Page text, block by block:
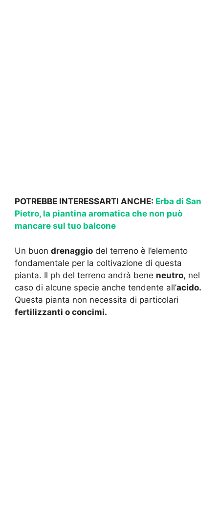
POTREBBE INTERESSARTI ANCHE: Erba di San
Pietro, la piantina aromatica che non può
mancare sul tuo balcone
Un buon drenaggio del terreno è l’elemento
fondamentale per la coltivazione di questa
pianta. Il ph del terreno andrà bene neutro, nel
caso di alcune specie anche tendente all’acido.
Questa pianta non necessita di particolari
fertilizzanti o concimi.